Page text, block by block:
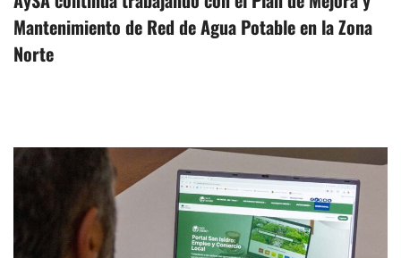
Mantenimiento de Red de Agua Potable en la Zona
Norte